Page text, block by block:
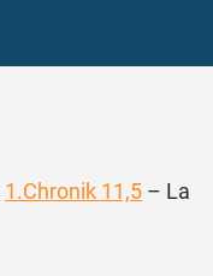
1.Chronik 11,5 – La